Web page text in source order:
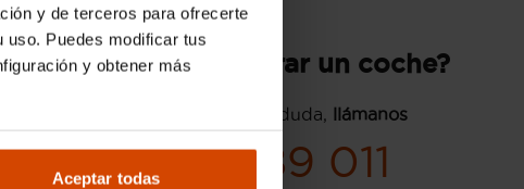
y de terceros para ofrecerte
uso. Puedes modificar tus
y obtener más
Aceptar todas
¿Quieres comprar un coche?
Si tienes cualquier duda, llámanos
824 689 011